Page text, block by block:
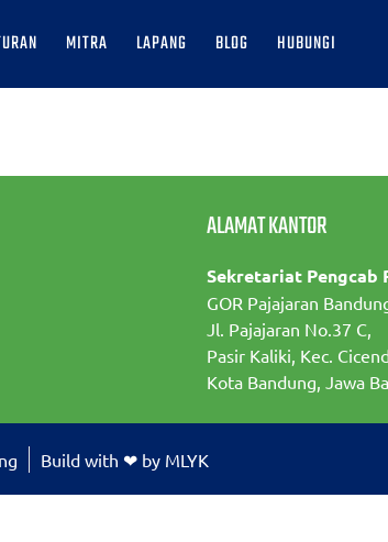
MITRA LAPANG BLOG HUBUNGI
ALAMAT KANTOR
Sekretariat Pengcab
GOR Pajajaran
Jl. Pajajaran No.37 C,
Pasir Kaliki, Kec.
Kota Bandung, Jawa
Build with ❤ by MLYK